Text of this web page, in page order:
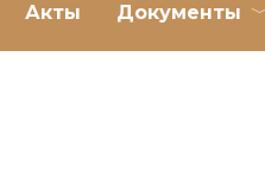
Акты Документы